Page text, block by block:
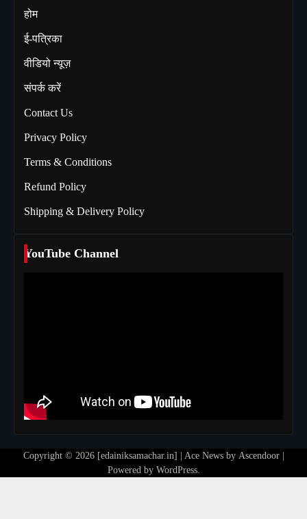
होम
ई-पत्रिका
वीडियो न्यूज़
संपर्क करें
Contact Us
Privacy Policy
Terms & Conditions
Refund Policy
Shipping & Delivery Policy
YouTube Channel
Copyright © 2026 [edainiksamachar.in] | Ace News by Ascendoor|
Powered by WordPress.